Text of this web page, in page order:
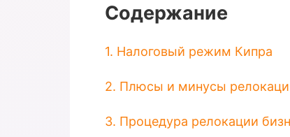
Содержание
1. Налоговый режим Кипра
2. Плюсы и минусы
3. Процедура релокации